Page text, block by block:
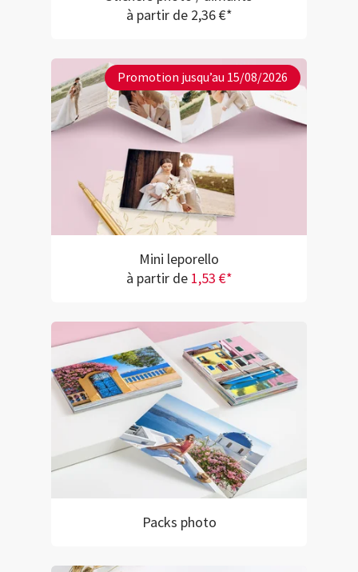
à partir de 2,36 €*
Promotion jusqu’au 15/08/2026
Mini leporello
à partir de 1,53 €*
Packs photo